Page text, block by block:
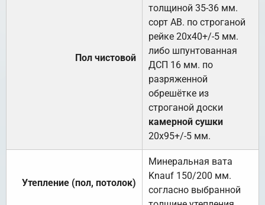
Пол чистовой
толщиной 35-36 мм.
сорт АВ. по строганой
рейке 20х40+/-5 мм.
либо шпунтованная
ДСП 16 мм. по
разряженной
обрешётке из
строганой доски
камерной сушки
20х95+/-5 мм.
Утепление (пол, потолок)
Минеральная вата
Knauf 150/200 мм.
согласно выбранной